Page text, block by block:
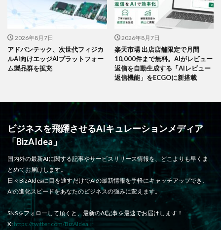
2026年8月7日
アドバンテック、次世代フィジカ
ルAI向けエッジAIプラットフォー
ム製品群を拡充
2026年8月7日
楽天市場 出店店舗限定で月間
10,000件まで無料。AIがレビュー
返信を自動生成する「AIレビュー
返信機能」をECGOに新搭載
ビジネスを飛躍させるAIキュレーションメディア
「BizAIdea」
国内外の最新AIに関する記事やサービスリリース情報を、どこよりも早くま
とめてお届けします。
日々BizAIdeaに目を通すだけでAIの最新情報を手軽にキャッチアップでき、
AIの進化スピードをあなたのビジネスの強みに変えます。
SNSをフォローして頂くと、最新のAI記事を最速でお届けします！
X: https://twitter.com/BizAIdea